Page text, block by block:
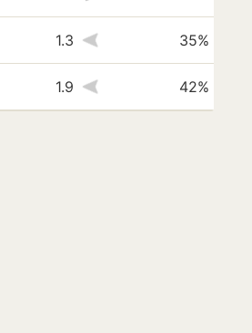
1.3 35%
1.9 42%